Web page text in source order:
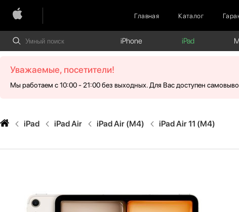
Главная Каталог
iPhone iPad
Уважаемые, посетители!
Мы работаем с 10:00 - 21:00 без выходных. Для Вас доступен
iPad iPad Air iPad Air (M4) iPad Air 11 (M4)